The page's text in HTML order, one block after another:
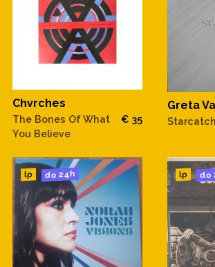
Chvrches
The Bones Of What
You Believe
€ 35
Greta
lp do 24h lp do